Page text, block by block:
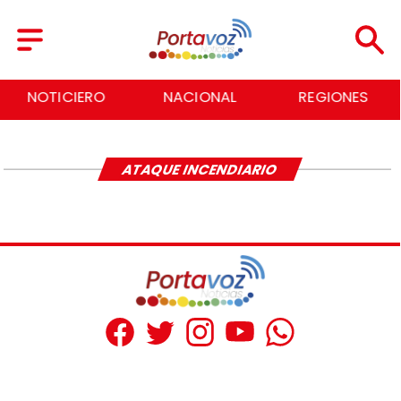
NOTICIERO NACIONAL REGIONES
ATAQUE INCENDIARIO